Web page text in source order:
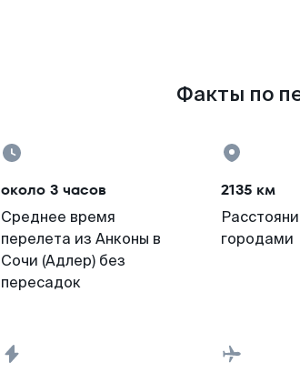
Факты по
около 3 часов
Среднее время
перелета из Анконы в
Сочи (Адлер) без
пересадок
2135 км
городами